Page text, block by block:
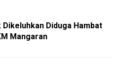
Diduga Hambat
Mangaran